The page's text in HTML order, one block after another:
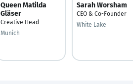
Queen Matilda
Gläser
Creative Head
Munich
Sarah Worsham
CEO & Co-Founder
White Lake